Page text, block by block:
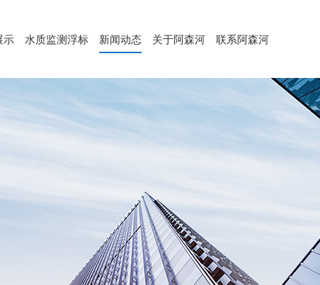
示 水质监测浮标 新闻动态 关于阿森河 联系阿森河